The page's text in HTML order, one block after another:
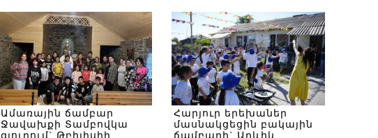
Ամառային ճամբար
Ջավախքի Տամբովկա
գյուղում` Թբիլիսիի
Հարյուր երեխաներ
մասնակցեցին բակային
ճամբարի` Արևիկ